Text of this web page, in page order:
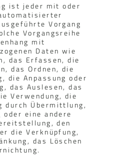
ist jeder mit oder
Vorgang
Vorgangsreihe
mit
Daten wie
das Erfassen, die
das Ordnen, die
die Anpassung oder
das Auslesen, das
Verwendung, die
durch Übermittlung,
eine andere
den
die Verknüpfung,
das Löschen